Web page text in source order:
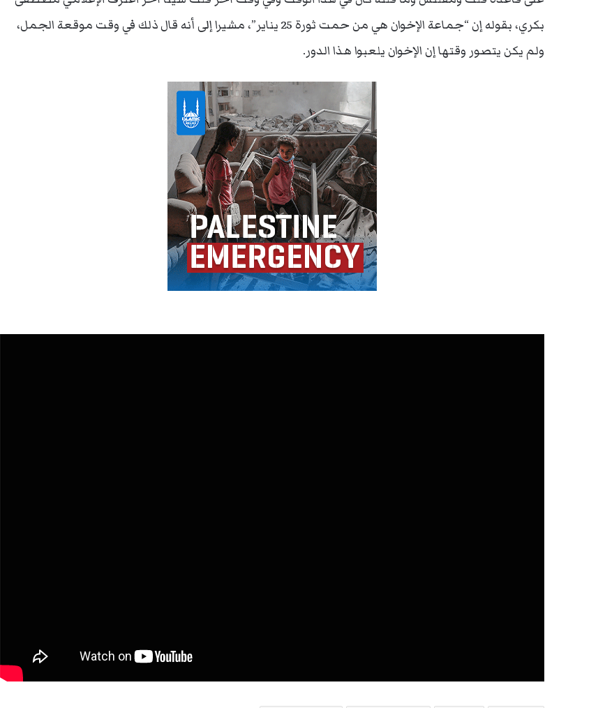
بكري، بقوله إن “جماعة الإخوان هي من حمت ثورة 25 يناير”، مشيرا إلى أنه قال ذلك في وقت موقعة الجمل،
ولم يكن يتصور وقتها إن الإخوان يلعبوا هذا الدور.